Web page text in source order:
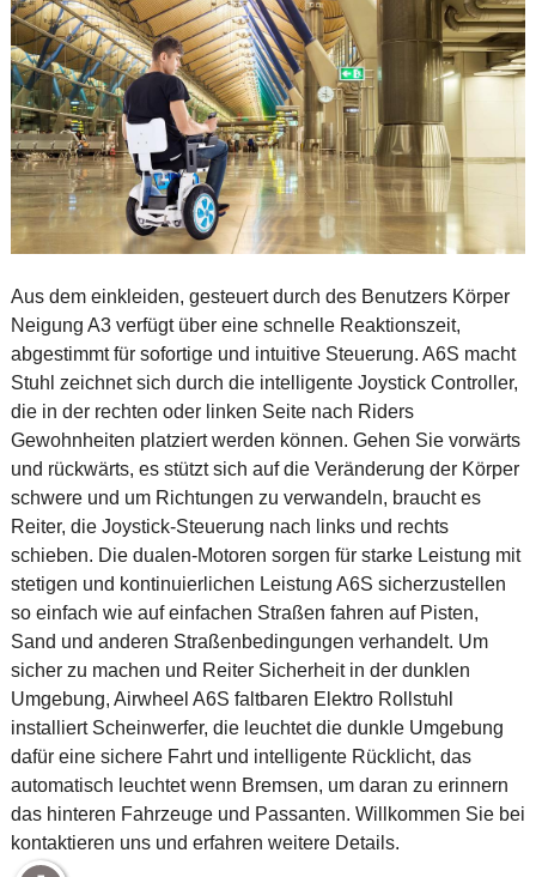
Aus dem einkleiden, gesteuert durch des Benutzers Körper
Neigung A3 verfügt über eine schnelle Reaktionszeit,
abgestimmt für sofortige und intuitive Steuerung. A6S macht
Stuhl zeichnet sich durch die intelligente Joystick Controller,
die in der rechten oder linken Seite nach Riders
Gewohnheiten platziert werden können. Gehen Sie vorwärts
und rückwärts, es stützt sich auf die Veränderung der Körper
schwere und um Richtungen zu verwandeln, braucht es
Reiter, die Joystick-Steuerung nach links und rechts
schieben. Die dualen-Motoren sorgen für starke Leistung mit
stetigen und kontinuierlichen Leistung A6S sicherzustellen
so einfach wie auf einfachen Straßen fahren auf Pisten,
Sand und anderen Straßenbedingungen verhandelt. Um
sicher zu machen und Reiter Sicherheit in der dunklen
Umgebung, Airwheel A6S faltbaren Elektro Rollstuhl
installiert Scheinwerfer, die leuchtet die dunkle Umgebung
dafür eine sichere Fahrt und intelligente Rücklicht, das
automatisch leuchtet wenn Bremsen, um daran zu erinnern
das hinteren Fahrzeuge und Passanten. Willkommen Sie bei
kontaktieren uns und erfahren weitere Details.